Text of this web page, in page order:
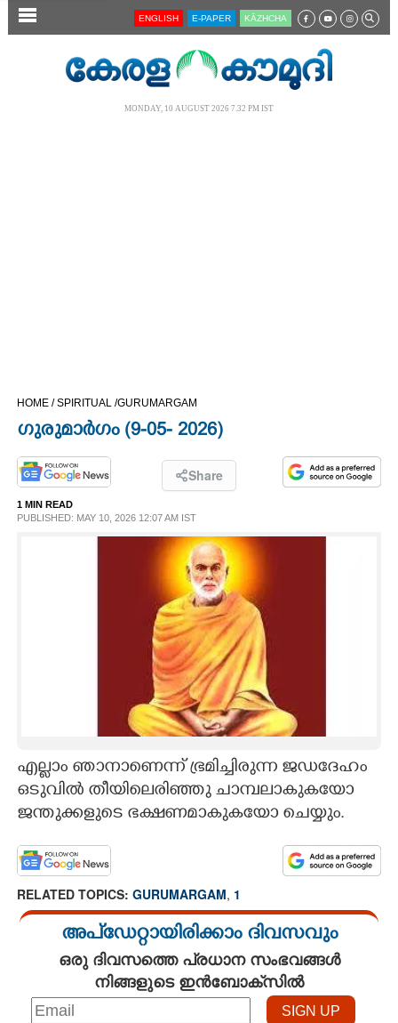
SECTIONS
OPINION
PHOTOS
ASTRO
LITERATURE
CONTACT US
ENGLISH E-PAPER KĀZHCHA
MONDAY, 10 AUGUST 2026 7.32 PM IST
HOME /SPIRITUAL /GURUMARGAM
ഗുരുമാർഗം (9-05- 2026)​
Share
1 MIN READ
PUBLISHED: MAY 10, 2026 12:07 AM IST
എല്ലാം ഞാനാണെന്ന് ഭ്രമിച്ചിരുന്ന ജഡദേഹം
ഒടുവിൽ തീയിലെരിഞ്ഞു ചാമ്പലാകുകയോ
ജന്തുക്കളുടെ ഭക്ഷണമാകുകയോ ചെയ്യും.
RELATED TOPICS: GURUMARGAM, 1
അപ്ഡേറ്റായിരിക്കാം ദിവസവും
ഒരു ദിവസത്തെ പ്രധാന സംഭവങ്ങൾ
നിങ്ങളുടെ ഇൻബോക്സിൽ